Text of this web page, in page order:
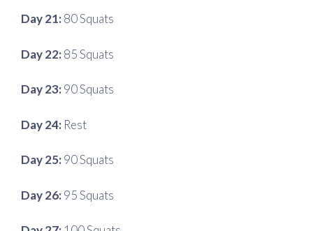
Day 21:80 Squats
Day 22:85 Squats
Day 23:90 Squats
Day 24: Rest
Day 25:90 Squats
Day 26:95 Squats